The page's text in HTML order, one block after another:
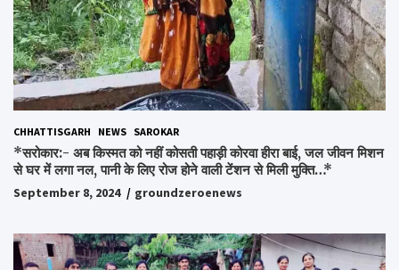
CHHATTISGARH NEWS SAROKAR
*सरोकार:- अब किस्मत को नहीं कोसती पहाड़ी कोरवा हीरा बाई, जल जीवन मिशन
से घर में लगा नल, पानी के लिए रोज होने वाली टेंशन से मिली मुक्ति…*
September 8, 2024 groundzeroenews